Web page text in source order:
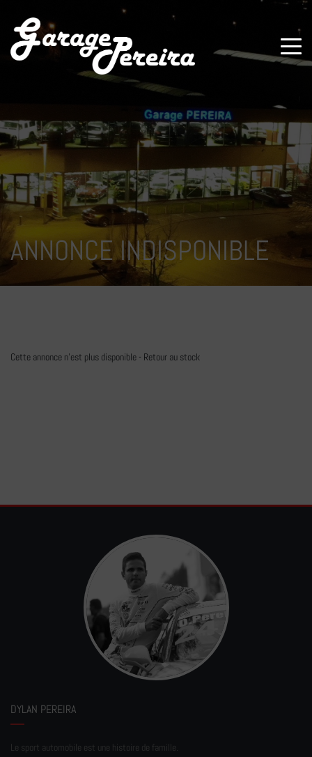
ANNONCE INDISPONIBLE
Cette annonce n'est plus disponible - Retour au stock
DYLAN PEREIRA
Le sport automobile est une histoire de famille.
Paramètres avancés des cookies